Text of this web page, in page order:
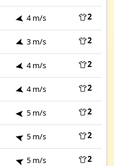
4 m/s 2
3 m/s 2
4 m/s 2
4 m/s 2
5 m/s 2
5 m/s 2
5 m/s 2